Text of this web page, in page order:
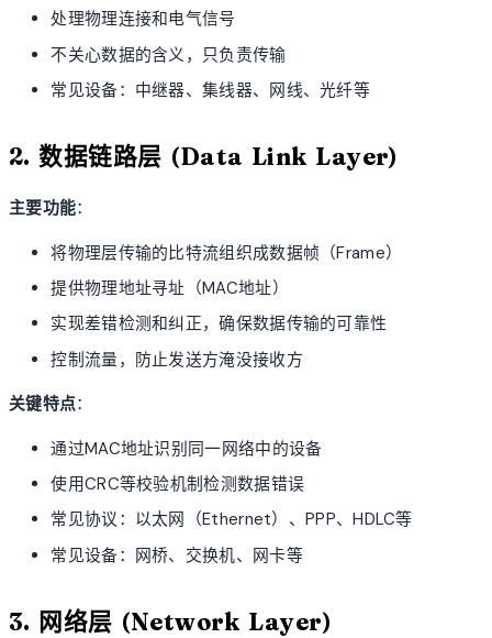
处理物理连接和电气信号
不关心数据的含义，只负责传输
常见设备：中继器、集线器、网线、光纤等
2. 数据链路层 (Data Link Layer)
主要功能：
将物理层传输的比特流组织成数据帧（Frame）
提供物理地址寻址（MAC地址）
实现差错检测和纠正，确保数据传输的可靠性
控制流量，防止发送方淹没接收方
关键特点：
通过MAC地址识别同一网络中的设备
使用CRC等校验机制检测数据错误
常见协议：以太网（Ethernet）、PPP、HDLC等
常见设备：网桥、交换机、网卡等
3. 网络层 (Network Layer)